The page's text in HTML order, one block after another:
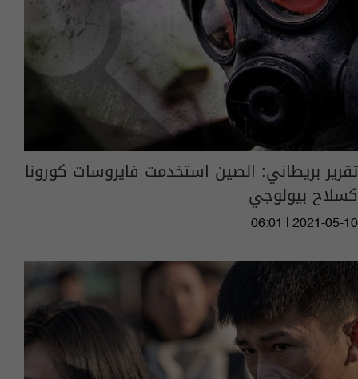
تقرير بريطاني: الصين استخدمت فايروسات كورونا
كسلاح بيولوجي
06:01 | 2021-05-10